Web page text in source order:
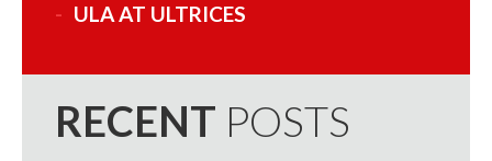
ULA AT ULTRICES
RECENT POSTS